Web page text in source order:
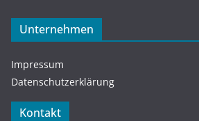
Unternehmen
Impressum
Datenschutzerklärung
Kontakt